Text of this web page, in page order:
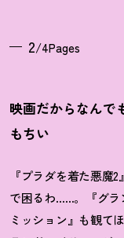
2/4Pages
映画だからなんで
もちい
『プラダを着た悪魔
で困るわ……。『グラ
ミッション』も観て